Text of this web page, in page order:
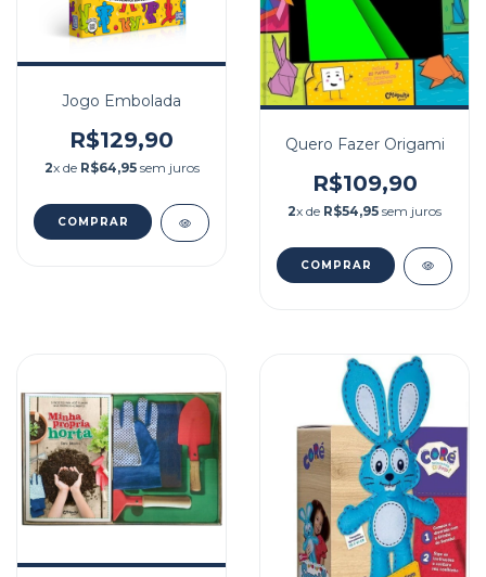
Jogo Embolada
R$129,90
2x de R$64,95sem juros
Quero Fazer Origami
R$109,90
2x de R$54,95 sem juros